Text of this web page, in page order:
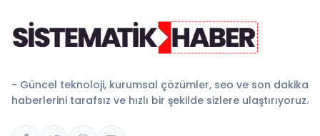
- Güncel teknoloji, kurumsal çözümler, seo ve son dakika
haberlerini tarafsız ve hızlı bir şekilde sizlere ulaştırıyoruz.